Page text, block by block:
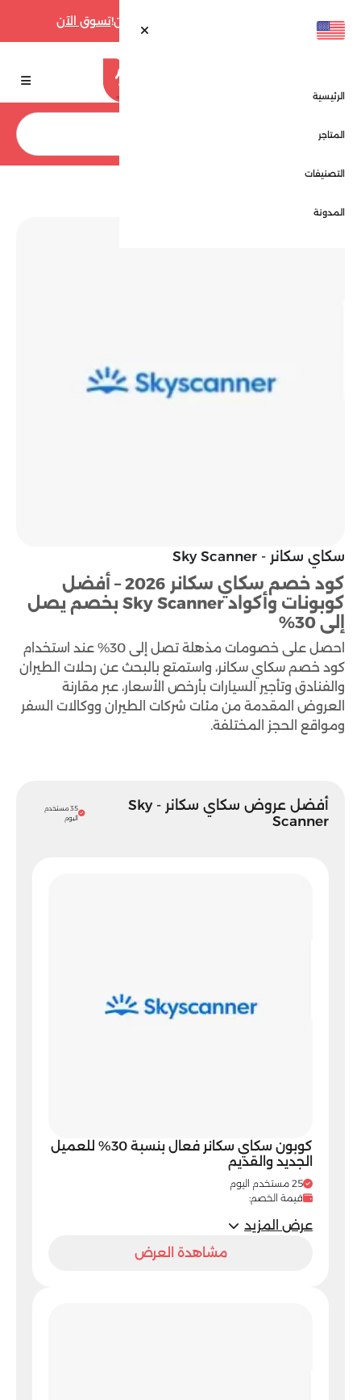
تسوق الآن
الرئيسية
المتاجر
التصنيفات
المدونة
سكاي سكانر - Sky Scanner
كود خصم سكاي سكانر 2026 – أفضل
كوبونات وأكواد Sky Scanner بخصم يصل
إلى 30%
احصل على خصومات مذهلة تصل إلى 30% عند استخدام
كود خصم سكاي سكانر، واستمتع بالبحث عن رحلات الطيران
والفنادق وتأجير السيارات بأرخص الأسعار، عبر مقارنة
العروض المقدمة من مئات شركات الطيران ووكالات السفر
ومواقع الحجز المختلفة.
أفضل عروض سكاي سكانر - Sky
Scanner
35 مستخدم
اليوم
كوبون سكاي سكانر فعال بنسبة 30% للعميل
الجديد والقديم
25 مستخدم اليوم
قيمة الخصم:
عرض المزيد
مشاهدة العرض